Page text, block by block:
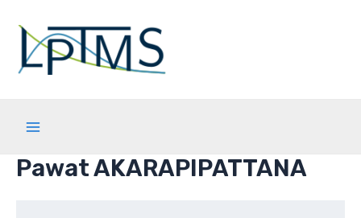
contenu
Menu
Pawat AKARAPIPATTANA